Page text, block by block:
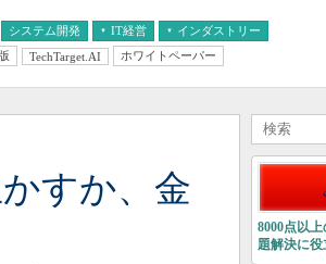
システム開発 IT経営 インダストリー
TechTarget.AI ホワイトペーパー
すか、金
8000点以
題解決に役